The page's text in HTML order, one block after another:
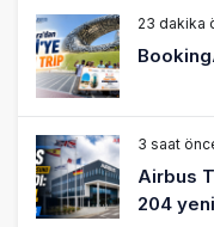
23 dakika
3 saat
Airbus
204